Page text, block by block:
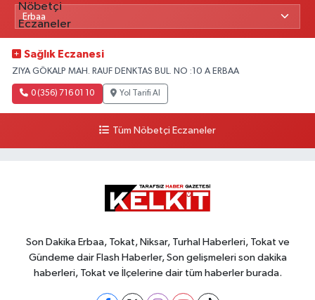
Sağlık Eczanesi
ZIYA GÖKALP MAH. RAUF DENKTAS BUL. NO :10 A ERBAA
0 (356) 716 01 10 Yol Tarifi Al
Tüm Nöbetçi Eczaneler
Son Dakika Erbaa, Tokat, Niksar, Turhal Haberleri, Tokat ve
Gündeme dair Flash Haberler, Son gelişmeleri son dakika
haberleri, Tokat ve İlçelerine dair tüm haberler burada.